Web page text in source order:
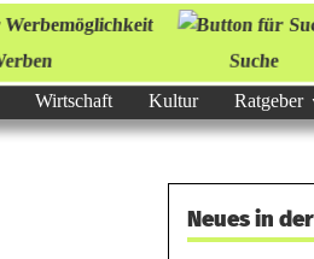
Suche
Wirtschaft Kultur Ratgeber
Neues in